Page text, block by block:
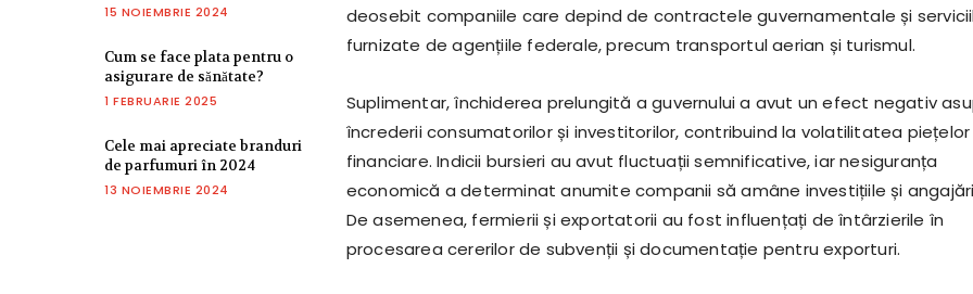
15 NOIEMBRIE 2024
Cum se face plata pentru o
asigurare de sănătate?
1 FEBRUARIE 2025
Cele mai apreciate branduri
de parfumuri în 2024
13 NOIEMBRIE 2024
deosebit companiile care depind de contractele guvernamentale și
furnizate de agențiile federale, precum transportul aerian și turismul.
Suplimentar, închiderea prelungită a guvernului a avut un efect negativ
încrederii consumatorilor și investitorilor, contribuind la volatilitatea piețelor
financiare. Indicii bursieri au avut fluctuații semnificative, iar nesiguranța
economică a determinat anumite companii să amâne investițiile și
De asemenea, fermierii și exportatorii au fost influențați de întârzierile în
procesarea cererilor de subvenții și documentație pentru exporturi.